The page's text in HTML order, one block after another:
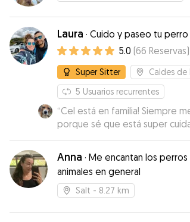
Laura · Cuido y paseo tu perro
5.0 (66 Reservas)
Super Sitter Caldes de
5 Usuarios recurrentes
“Cel está en familia! Siempre
porque sé que está super
Laura es excepcional.”
Anna · Me encantan los
animales en general
Salt - 8.27 km